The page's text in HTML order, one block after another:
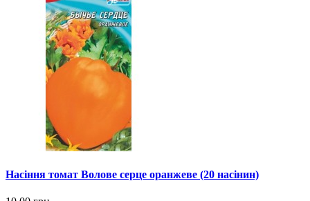
Насіння томат Волове серце оранжеве (20 насінин)